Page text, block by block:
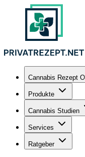
Cannabis Rezept
Produkte
Cannabis Studien
Services
Ratgeber